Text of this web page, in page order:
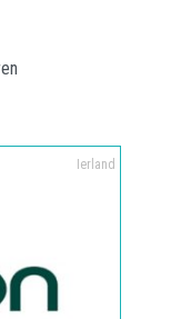
Ierland